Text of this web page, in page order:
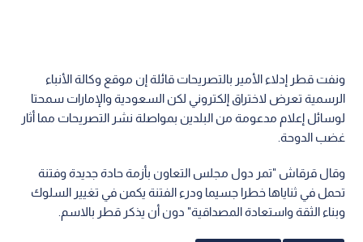
ونفت قطر إدلاء الأمير بالتصريحات قائلة إن موقع وكالة الأنباء
الرسمية تعرض لاختراق إلكتروني لكن السعودية والإمارات سمحتا
لوسائل إعلام مدعومة من البلدين بمواصلة نشر التصريحات مما أثار
غضب الدوحة.
وقال قرقاش "تمر دول مجلس التعاون بأزمة حادة جديدة وفتنة
تحمل في ثناياها خطرا جسيما ودرء الفتنة يكمن في تغيير السلوك
وبناء الثقة واستعادة المصداقية" دون أن يذكر قطر بالاسم.